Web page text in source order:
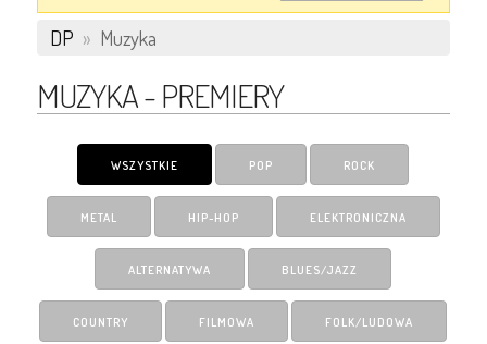
DP » Muzyka
MUZYKA - PREMIERY
WSZYSTKIE POP ROCK
METAL HIP-HOP ELEKTRONICZNA
ALTERNATYWA BLUES/JAZZ
COUNTRY FILMOWA FOLK/LUDOWA